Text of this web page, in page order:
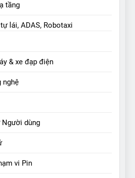
tầng
lái, ADAS, Robotaxi
& xe đạp điện
nghệ
dùng
vi Pin